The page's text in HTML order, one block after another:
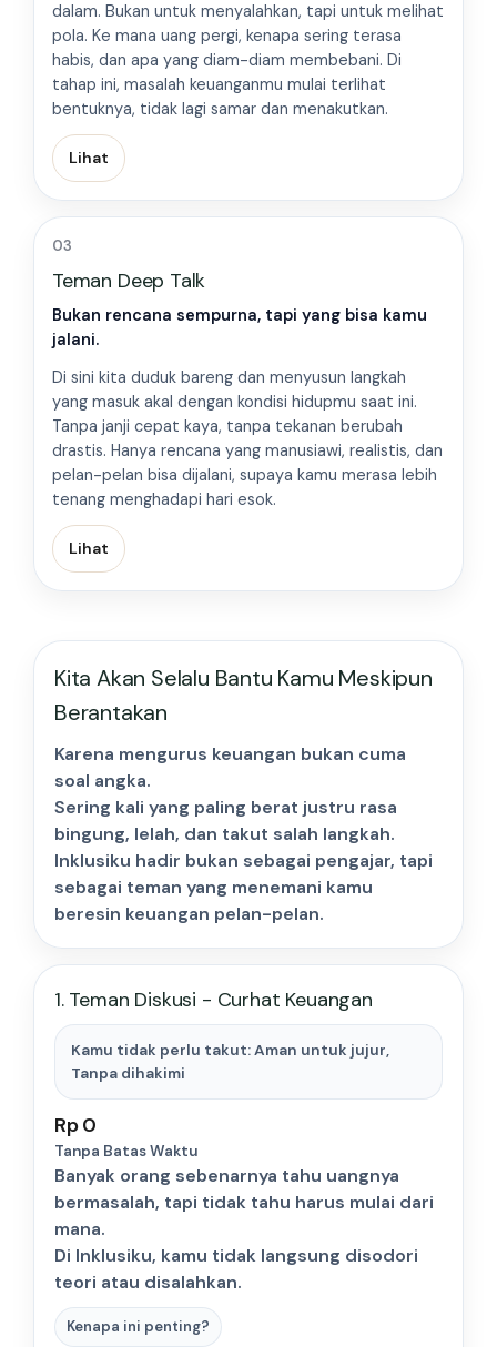
dalam. Bukan untuk menyalahkan, tapi untuk melihat
pola. Ke mana uang pergi, kenapa sering terasa
habis, dan apa yang diam-diam membebani. Di
tahap ini, masalah keuanganmu mulai terlihat
bentuknya, tidak lagi samar dan menakutkan.
Lihat
03
Teman Deep Talk
Bukan rencana sempurna, tapi yang bisa kamu
jalani.
Di sini kita duduk bareng dan menyusun langkah
yang masuk akal dengan kondisi hidupmu saat ini.
Tanpa janji cepat kaya, tanpa tekanan berubah
drastis. Hanya rencana yang manusiawi, realistis, dan
pelan-pelan bisa dijalani, supaya kamu merasa lebih
tenang menghadapi hari esok.
Lihat
Kita Akan Selalu Bantu Kamu Meskipun
Berantakan
Karena mengurus keuangan bukan cuma
soal angka.
Sering kali yang paling berat justru rasa
bingung, lelah, dan takut salah langkah.
Inklusiku hadir bukan sebagai pengajar, tapi
sebagai teman yang menemani kamu
beresin keuangan pelan-pelan.
1. Teman Diskusi - Curhat Keuangan
Kamu tidak perlu takut: Aman untuk jujur,
Tanpa dihakimi
Rp 0
Tanpa Batas Waktu
Banyak orang sebenarnya tahu uangnya
bermasalah, tapi tidak tahu harus mulai dari
mana.
Di Inklusiku, kamu tidak langsung disodori
teori atau disalahkan.
Kenapa ini penting?